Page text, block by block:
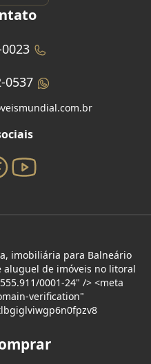
0537
imobiliária para Balneário
aluguel de imóveis no litoral
0001-24" /> <meta
verification"